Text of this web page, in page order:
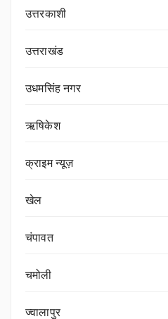
उत्तरकाशी
उत्तराखंड
उधमसिंह नगर
ऋषिकेश
क्राइम न्यूज़
खेल
चंपावत
चमोली
ज्वालापुर